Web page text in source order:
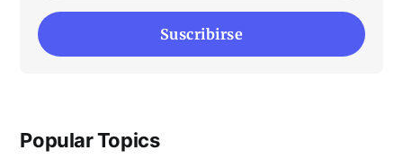
Suscribirse
Popular Topics